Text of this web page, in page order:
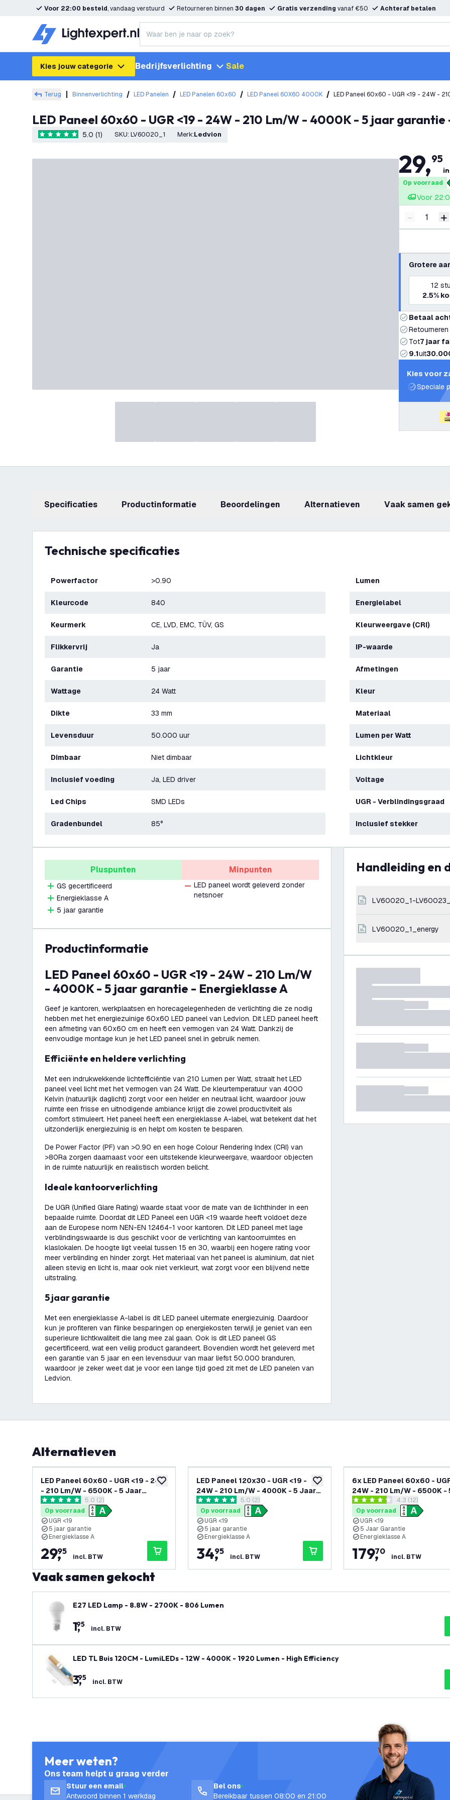
Voor 22:00 besteld, vandaag verstuurd Retourneren binnen 30 dagen Gratis verzending vanaf €50 Achteraf betalen
Kies jouw categorie Bedrijfsverlichting Sale
Terug Binnenverlichting LED Panelen LED Panelen 60x60 LED Paneel 60X60 4000K LED Paneel 60x60 - UGR <19 - 24W -
LED Paneel 60x60 - UGR <19 - 24W - 210 Lm/W - 4000K - 5 jaar
5 score sterren5.0 (1) SKU: LV60020_1 Merk: Ledvion
29,95
Op voorraad
Voor
Verminder
- +
Grotere
12
2.5%
Betaal
Tot7 jaar
9.1uit
Kies voor
Speciale
Specificaties productinformatie beoordelingen Alternatieven Vaak samen
Technische specificaties
Powerfactor >0.90
Kleurcode 840
Keurmerk CE, LVD, EMC, TÜV, GS
Flikkervrij Ja
Garantie 5 jaar
Wattage 24 Watt
Dikte 33 mm
Levensduur 50.000 uur
Dimbaar Niet dimbaar
Inclusief voeding Ja, LED driver
Led Chips SMD LEDs
Gradenbundel 85°
Lumen
Energielabel
Kleurweergave (CRI)
IP-waarde
Afmetingen
Kleur
Materiaal
Lumen per Watt
Lichtkleur
Voltage
UGR - Verblindingsgraad
Inclusief stekker
Pluspunten
GS gecertificeerd
Energieklasse A
5 jaar garantie
Minpunten
LED paneel wordt geleverd zonder
netsnoer
productinformatie
LED Paneel 60x60 - UGR <19 - 24W - 210 Lm/W
- 4000K - 5 jaar garantie - Energieklasse A
Geef je kantoren, werkplaatsen en horecagelegenheden de verlichting die ze nodig
hebben met het energiezuinige 60x60 LED paneel van Ledvion. Dit LED paneel heeft
een afmeting van 60x60 cm en heeft een vermogen van 24 Watt. Dankzij de
eenvoudige montage kun je het LED paneel snel in gebruik nemen.
Efficiënte en heldere verlichting
Met een indrukwekkende lichtefficiëntie van 210 Lumen per Watt, straalt het LED
paneel veel licht met het vermogen van 24 Watt. De kleurtemperatuur van 4000
Kelvin (natuurlijk daglicht) zorgt voor een helder en neutraal licht, waardoor jouw
ruimte een frisse en uitnodigende ambiance krijgt die zowel productiviteit als
comfort stimuleert. Het paneel heeft een energieklasse A-label, wat betekent dat het
uitzonderlijk energiezuinig is en helpt om kosten te besparen.
De Power Factor (PF) van >0.90 en een hoge Colour Rendering Index (CRI) van
>80Ra zorgen daarnaast voor een uitstekende kleurweergave, waardoor objecten
in de ruimte natuurlijk en realistisch worden belicht.
Ideale kantoorverlichting
De UGR (Unified Glare Rating) waarde staat voor de mate van de lichthinder in een
bepaalde ruimte. Doordat dit LED Paneel een UGR <19 waarde heeft voldoet deze
aan de Europese norm NEN-EN 12464-1 voor kantoren. Dit LED paneel met lage
verblindingswaarde is dus geschikt voor de verlichting van kantoorruimtes en
klaslokalen. De hoogte ligt veelal tussen 15 en 30, waarbij een hogere rating voor
meer verblinding en hinder zorgt. Het materiaal van het paneel is aluminium, dat niet
alleen stevig en licht is, maar ook niet verkleurt, wat zorgt voor een blijvend nette
uitstraling.
5 jaar garantie
Met een energieklasse A-label is dit LED paneel uitermate energiezuinig. Daardoor
kun je profiteren van flinke besparingen op energiekosten terwijl je geniet van een
superieure lichtkwaliteit die lang mee zal gaan. Ook is dit LED paneel GS
gecertificeerd, wat een veilig product garandeert. Bovendien wordt het geleverd met
een garantie van 5 jaar en een levensduur van maar liefst 50.000 branduren,
waardoor je zeker weet dat je voor een lange tijd goed zit met de LED panelen van
Ledvion.
Handleiding en
LV60020_1-
LV60020_1_energy
Alternatieven
toevoegen aan verlanglijst
LED Paneel 60x60 - UGR <19 - 24W
- 210 Lm/W - 6500K - 5 Jaar
Garantie - Energieklasse A
reviews drawer openen
5 score sterren5.0 (2)
Op voorraad
UGR <19
5 jaar garantie
Energieklasse A
29,
95
incl. BTW
toevoegen aan verlanglijst
LED Paneel 120x30 - UGR <19 -
24W - 210 Lm/W - 4000K - 5 Jaar
Garantie - Energieklasse A
reviews drawer openen
5 score sterren5.0 (2)
Op voorraad
UGR <19
5 jaar garantie
Energieklasse A
34,
95
incl. BTW
6x LED Paneel 60x60 -
24W - 210 Lm/W - 6500K -
Garantie - Energieklasse A
reviews drawer
4.3 score sterren4.3 (12)
Op voorraad
UGR <19
5 Jaar Garantie
Energieklasse A
179,
70
incl. BTW
Vaak samen gekocht
E27 LED Lamp - 8.8W - 2700K - 806 Lumen
1,
95 incl. BTW
LED TL Buis 120CM - LumiLEDs - 12W - 4000K - 1920 Lumen - High Efficiency
3,
95 incl. BTW
Meer weten?
Ons team helpt u graag verder
Stuur een email
Antwoord binnen 1 werkdag
Bel ons
Bereikbaar tussen 08:00 en 21:00